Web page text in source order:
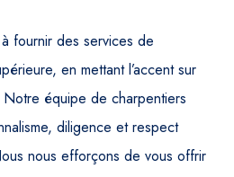
fournir des services de
en mettant l’accent sur
équipe de charpentiers
diligence et respect
nous efforçons de vous offrir